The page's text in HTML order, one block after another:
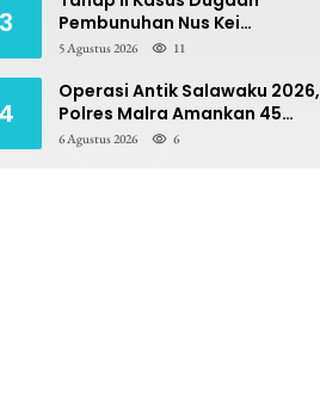
3
Pembunuhan Nus Kei
Dilimpahkan ke PN Ambon
5 Agustus 2026 11
4
Operasi Antik Salawaku 2026,
Polres Malra Amankan 45
Liter Sopi
6 Agustus 2026 6